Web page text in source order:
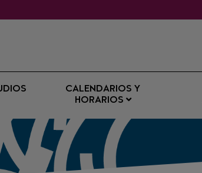
CALENDARIOS Y
HORARIOS